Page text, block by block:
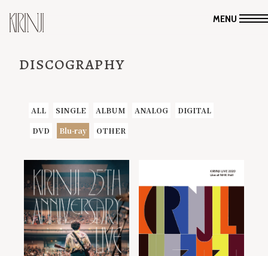
MENU
DISCOGRAPHY
ALL SINGLE ALBUM ANALOG
DIGITAL
DVD
Blu-ray OTHER